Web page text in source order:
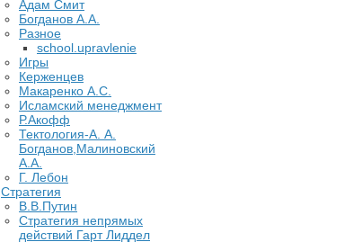
Адам Смит
Богданов А.А.
Разное
school.upravlenie
Игры
Керженцев
Макаренко А.С.
Исламский менеджмент
Р.Акофф
Тектология-А. А.
Богданов,Малиновский
А.А.
​Г. Лебон
Стратегия
В.В.Путин
​Стратегия непрямых
действий Гарт Лиддел